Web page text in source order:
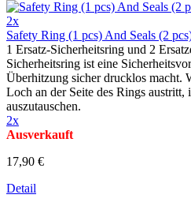
2x
Safety Ring (1 pcs) And Seals (2
1 Ersatz-Sicherheitsring und 2
Sicherheitsring ist eine
Überhitzung sicher drucklos macht.
Loch an der Seite des Rings austritt,
auszutauschen.
2x
Ausverkauft
17,90 €
Detail